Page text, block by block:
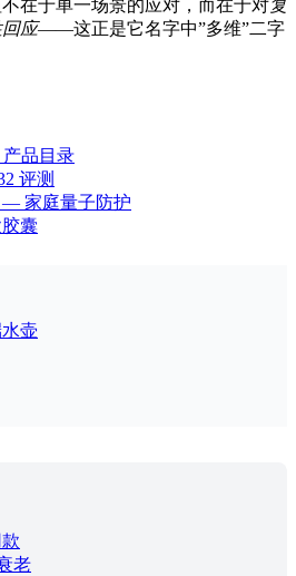
在于单一场景的应对，而在于对复
应——这正是它名字中”多维”二字
产品目录
评测
— 家庭量子防护
囊
壶
老